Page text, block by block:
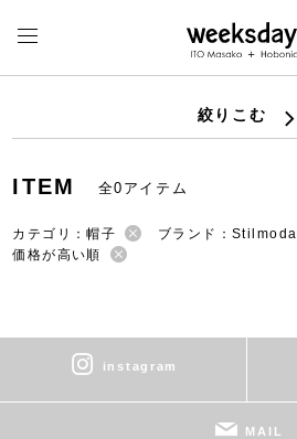
絞りこむ
ITEM 全0アイテム
カテゴリ：帽子 ブランド：Stilmoda
価格が高い順
instagram
MAIL